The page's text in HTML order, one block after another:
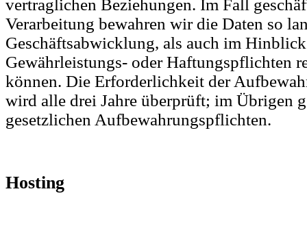
vertraglichen Beziehungen. Im Fall
Verarbeitung bewahren wir die Daten so
Geschäftsabwicklung, als auch im
Gewährleistungs- oder Haftungspflichten
können. Die Erforderlichkeit der
wird alle drei Jahre überprüft; im Übrigen
gesetzlichen Aufbewahrungspflichten.
Hosting